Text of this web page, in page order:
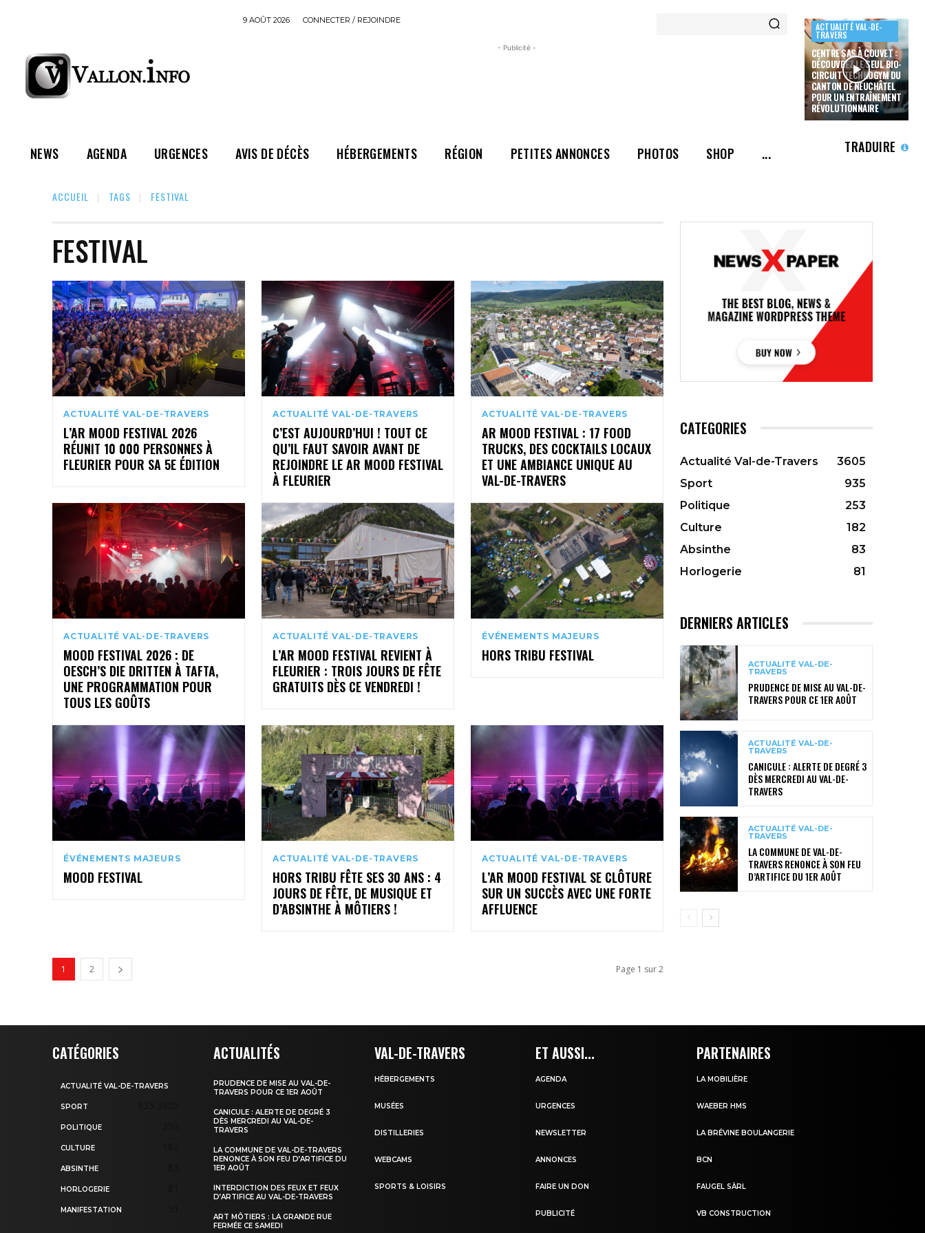
9 AOÛT 2026 CONNECTER / REJOINDRE
- Publicité -
ACTUALITÉ VAL-DE-
TRAVERS
CENTRE SAS À COUVET :
DÉCOUVREZ LE SEUL BIO-
CIRCUIT TECHNOGYM DU
CANTON DE NEUCHÂTEL
POUR UN ENTRAÎNEMENT
RÉVOLUTIONNAIRE
NEWS AGENDA URGENCES AVIS DE DÉCÈS HÉBERGEMENTS RÉGION PETITES ANNONCES PHOTOS SHOP ... TRADUIRE
ACCUEIL TAGS FESTIVAL
FESTIVAL
ACTUALITÉ VAL-DE-TRAVERS
L’AR MOOD FESTIVAL 2026
RÉUNIT 10 000 PERSONNES À
FLEURIER POUR SA 5E ÉDITION
ACTUALITÉ VAL-DE-TRAVERS
C’EST AUJOURD’HUI ! TOUT CE
QU’IL FAUT SAVOIR AVANT DE
REJOINDRE LE AR MOOD FESTIVAL
À FLEURIER
ACTUALITÉ VAL-DE-TRAVERS
AR MOOD FESTIVAL : 17 FOOD
TRUCKS, DES COCKTAILS LOCAUX
ET UNE AMBIANCE UNIQUE AU
VAL-DE-TRAVERS
ACTUALITÉ VAL-DE-TRAVERS
MOOD FESTIVAL 2026 : DE
OESCH’S DIE DRITTEN À TAFTA,
UNE PROGRAMMATION POUR
TOUS LES GOÛTS
ACTUALITÉ VAL-DE-TRAVERS
L’AR MOOD FESTIVAL REVIENT À
FLEURIER : TROIS JOURS DE FÊTE
GRATUITS DÈS CE VENDREDI !
ÉVÉNEMENTS MAJEURS
HORS TRIBU FESTIVAL
ÉVÉNEMENTS MAJEURS
MOOD FESTIVAL
ACTUALITÉ VAL-DE-TRAVERS
HORS TRIBU FÊTE SES 30 ANS : 4
JOURS DE FÊTE, DE MUSIQUE ET
D’ABSINTHE À MÔTIERS !
ACTUALITÉ VAL-DE-TRAVERS
L’AR MOOD FESTIVAL SE CLÔTURE
SUR UN SUCCÈS AVEC UNE FORTE
AFFLUENCE
1 2 Page 1 sur 2
CATEGORIES
Actualité Val-de-Travers
3605
Sport
935
Politique
253
Culture
182
Absinthe
83
Horlogerie
81
DERNIERS ARTICLES
ACTUALITÉ VAL-DE-
TRAVERS
PRUDENCE DE MISE AU VAL-DE-
TRAVERS POUR CE 1ER AOÛT
ACTUALITÉ VAL-DE-
TRAVERS
CANICULE : ALERTE DE DEGRÉ 3
DÈS MERCREDI AU VAL-DE-
TRAVERS
ACTUALITÉ VAL-DE-
TRAVERS
LA COMMUNE DE VAL-DE-
TRAVERS RENONCE À SON FEU
D’ARTIFICE DU 1ER AOÛT
CATÉGORIES
ACTUALITÉ VAL-DE-TRAVERS
SPORT
POLITIQUE
CULTURE
ABSINTHE
HORLOGERIE
MANIFESTATION
ACTUALITÉS
PRUDENCE DE MISE AU VAL-DE-
TRAVERS POUR CE 1ER AOÛT
CANICULE : ALERTE DE DEGRÉ 3
DÈS MERCREDI AU VAL-DE-
TRAVERS
LA COMMUNE DE VAL-DE-TRAVERS
RENONCE À SON FEU D’ARTIFICE DU
1ER AOÛT
INTERDICTION DES FEUX ET FEUX
D’ARTIFICE AU VAL-DE-TRAVERS
ART MÔTIERS : LA GRANDE RUE
FERMÉE CE SAMEDI
VAL-DE-TRAVERS
HÉBERGEMENTS
MUSÉES
DISTILLERIES
WEBCAMS
SPORTS & LOISIRS
ET AUSSI...
AGENDA
URGENCES
NEWSLETTER
ANNONCES
FAIRE UN DON
PUBLICITÉ
PARTENAIRES
LA MOBILIÈRE
WAEBER HMS
LA BRÉVINE BOULANGERIE
BCN
FAUGEL SÀRL
VB CONSTRUCTION